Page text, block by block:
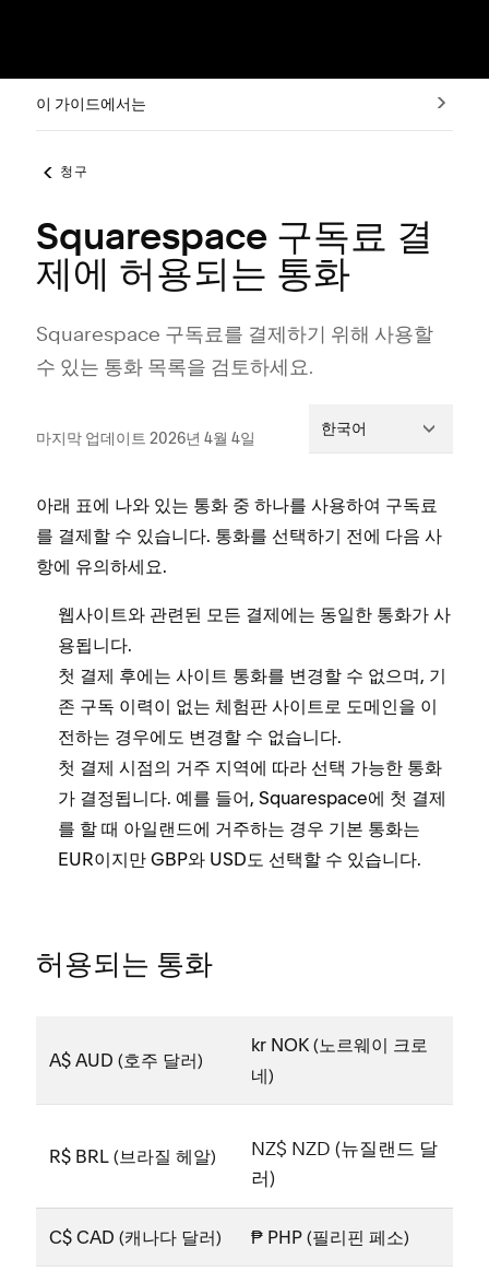
이 가이드에서는
청구
Squarespace 구독료 결
제에 허용되는 통화
Squarespace 구독료를 결제하기 위해 사용할
수 있는 통화 목록을 검토하세요.
마지막 업데이트 2026년 4월 4일 한국어
아래 표에 나와 있는 통화 중 하나를 사용하여 구독료
를 결제할 수 있습니다. 통화를 선택하기 전에 다음 사
항에 유의하세요.
웹사이트와 관련된 모든 결제에는 동일한 통화가 사
용됩니다.
첫 결제 후에는 사이트 통화를 변경할 수 없으며, 기
존 구독 이력이 없는 체험판 사이트로 도메인을 이
전하는 경우에도 변경할 수 없습니다.
첫 결제 시점의 거주 지역에 따라 선택 가능한 통화
가 결정됩니다. 예를 들어, Squarespace에 첫 결제
를 할 때 아일랜드에 거주하는 경우 기본 통화는
EUR이지만 GBP와 USD도 선택할 수 있습니다.
허용되는 통화
A$ AUD (호주 달러)
kr NOK (노르웨이 크로
네)
R$ BRL (브라질 헤알)
NZ$ NZD (뉴질랜드 달
러)
C$ CAD (캐나다 달러) ₱ PHP (필리핀 페소)